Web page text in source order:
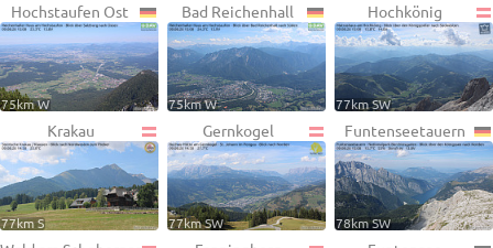
Hochstaufen Ost
75km W
Bad Reichenhall
75km W
Hochkönig
77km SW
Krakau
77km S
Gernkogel
77km SW
Funtenseetauern
78km SW